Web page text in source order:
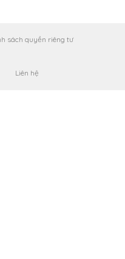
sách quyền riêng tư
Liên hệ